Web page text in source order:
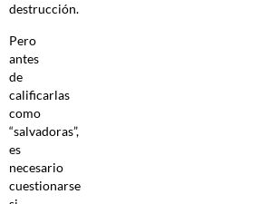
destrucción.
Pero
antes
de
calificarlas
como
“salvadoras”,
es
necesario
cuestionarse